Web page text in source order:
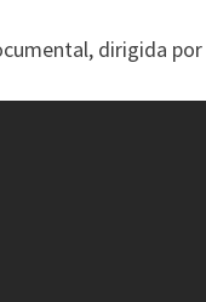
dirigida